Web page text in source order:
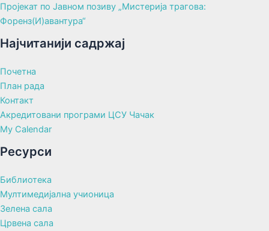
Пројекат по Јавном позиву „Мистерија трагова:
Форенз(И)авантура“
Најчитанији садржај
Почетна
План рада
Контакт
Акредитовани програми ЦСУ Чачак
My Calendar
Ресурси
Библиотека
Мултимедијална учионица
Зелена сала
Црвена сала